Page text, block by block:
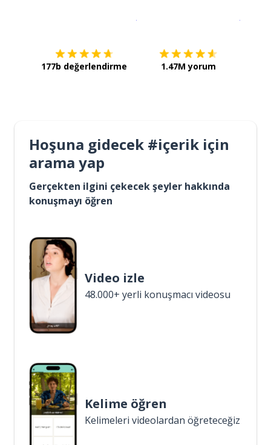
177b değerlendirme 1.47M yorum
Hoşuna gidecek #içerik için
arama yap
Gerçekten ilgini çekecek şeyler hakkında
konuşmayı öğren
Video izle
48.000+ yerli konuşmacı videosu
Kelime öğren
Kelimeleri videolardan öğreteceğiz